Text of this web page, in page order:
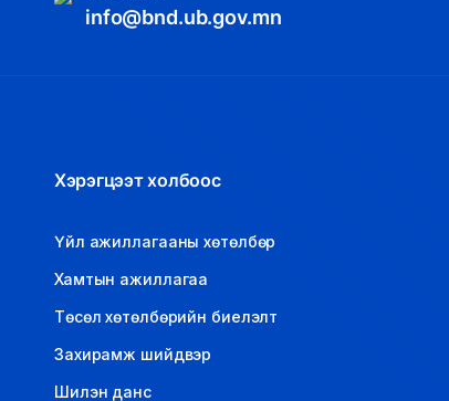
info@bnd.ub.gov.mn
Хэрэгцээт холбоос
Үйл ажиллагааны хөтөлбөр
Хамтын ажиллагаа
Төсөл хөтөлбөрийн биелэлт
Захирамж шийдвэр
Шилэн данс